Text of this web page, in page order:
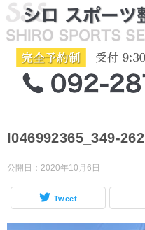
I046992365_349-262
公開日： 2020年10月6日
Tweet